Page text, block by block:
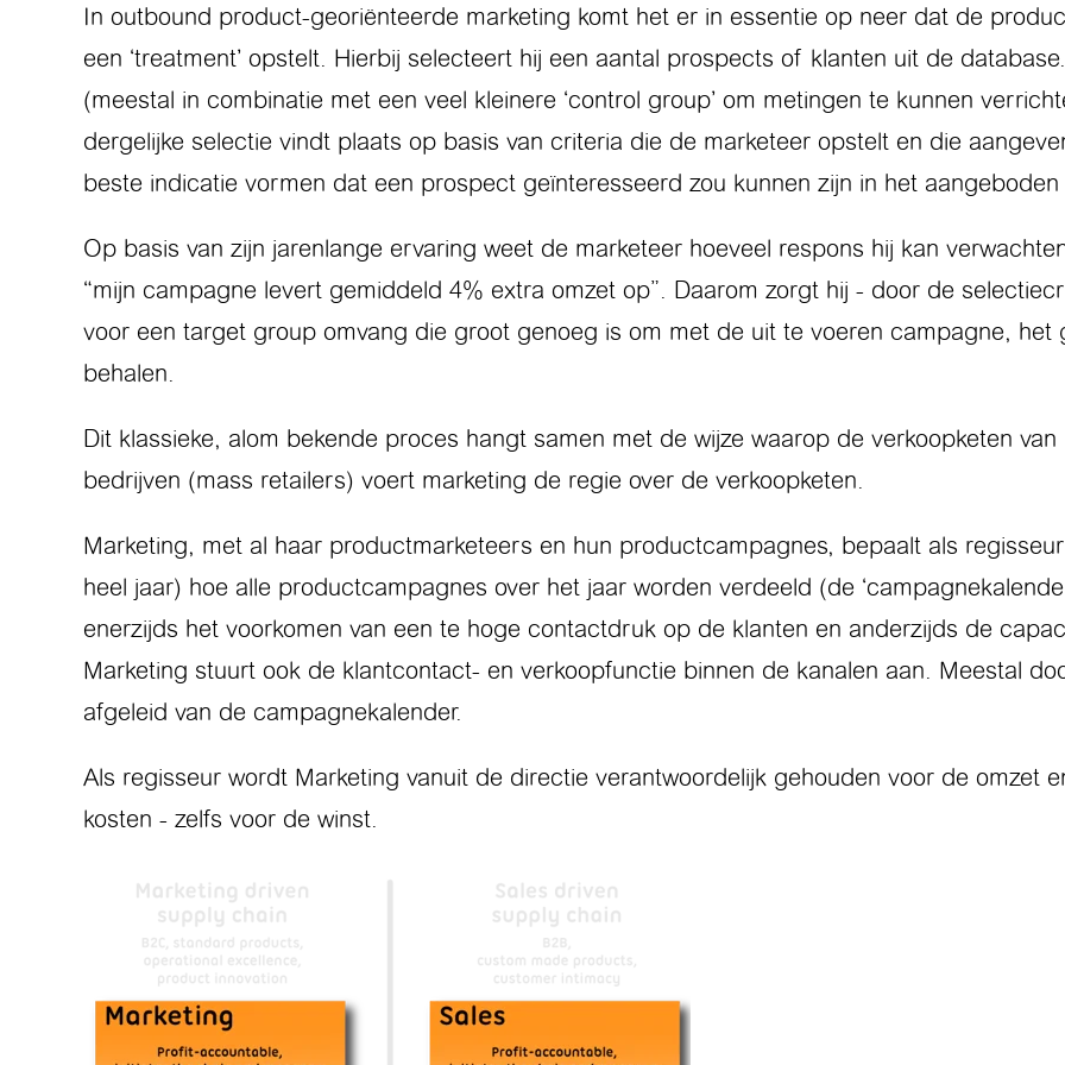
In outbound product-georiënteerde marketing komt het er in essentie op neer dat de
een ‘treatment’ opstelt. Hierbij selecteert hij een aantal prospects of klanten uit de
(meestal in combinatie met een veel kleinere ‘control group’ om metingen te kunnen
dergelijke selectie vindt plaats op basis van criteria die de marketeer opstelt en die
beste indicatie vormen dat een prospect geïnteresseerd zou kunnen zijn in het
Op basis van zijn jarenlange ervaring weet de marketeer hoeveel respons hij kan
“mijn campagne levert gemiddeld 4% extra omzet op”. Daarom zorgt hij - door de
voor een target group omvang die groot genoeg is om met de uit te voeren campagne, het
behalen.
Dit klassieke, alom bekende proces hangt samen met de wijze waarop de verkoopketen
bedrijven (mass retailers) voert marketing de regie over de verkoopketen.
Marketing, met al haar productmarketeers en hun productcampagnes, bepaalt als
heel jaar) hoe alle productcampagnes over het jaar worden verdeeld (de
enerzijds het voorkomen van een te hoge contactdruk op de klanten en anderzijds de
Marketing stuurt ook de klantcontact- en verkoopfunctie binnen de kanalen aan. Meestal
afgeleid van de campagnekalender.
Als regisseur wordt Marketing vanuit de directie verantwoordelijk gehouden voor de omzet
kosten - zelfs voor de winst.